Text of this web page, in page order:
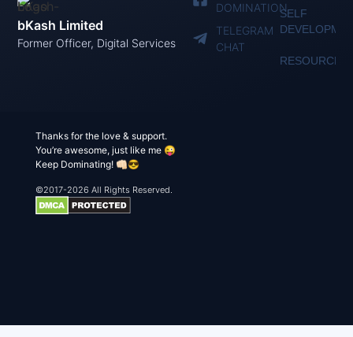
bKash Limited
Former Officer, Digital Services
DOMINATION
TELEGRAM
CHAT
SELF
RESOURCES
Thanks for the love & support.
You’re awesome, just like me 😜
Keep Dominating! 👊🏻😎
©2017-2026 All Rights Reserved.